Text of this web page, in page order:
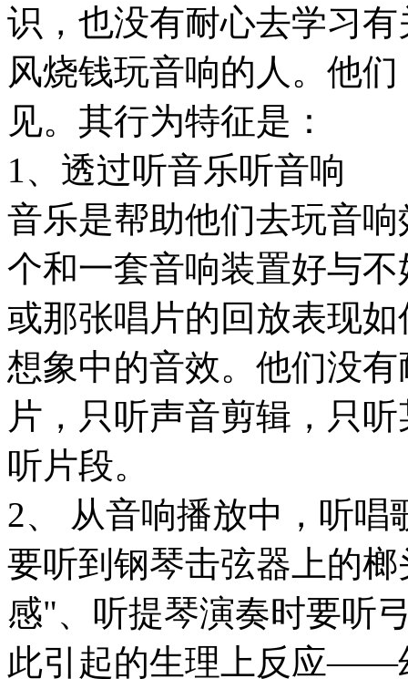
识，也没有耐心去学习
风烧钱玩音响的人。他
见。其行为特征是：
1、透过听音乐听音响
音乐是帮助他们去玩音
个和一套音响装置好与
或那张唱片的回放表现
想象中的音效。他们没
片，只听声音剪辑，只
听片段。
2、 从音响播放中，听
要听到钢琴击弦器上的
感"、听提琴演奏时要听
此引起的生理上反应——